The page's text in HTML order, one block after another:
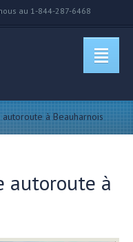
au 1-844-287-6468
à Beauharnois
autoroute à